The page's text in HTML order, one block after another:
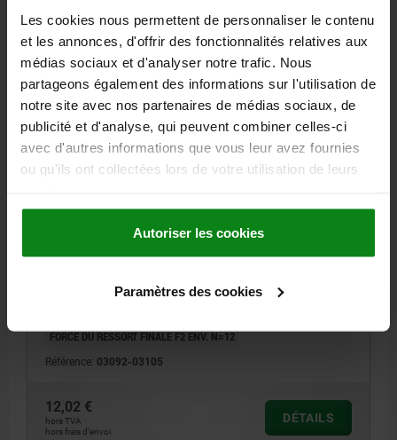
Les cookies nous permettent de personnaliser le contenu
et les annonces, d'offrir des fonctionnalités relatives aux
médias sociaux et d'analyser notre trafic. Nous
partageons également des informations sur l'utilisation de
notre site avec nos partenaires de médias sociaux, de
publicité et d'analyse, qui peuvent combiner celles-ci
avec d'autres informations que vous leur avez fournies
ou qu'ils ont collectées lors de votre utilisation de leurs
Autoriser les cookies
Paramètres des cookies
DOIGT D'INDEXAGE SANS ENCOCHE D'ARRÊT T. 1
D1=M10X1, D=5, FORME:R, ACIER INOX. TRAITÉE
DIAMÈTRE DE BOULON=5
MATÉRIAU DU CORPS DE BASE=ACIER INOXYDABLE
COURSE S=5 SW1=13
F X 30°=1,3
FORCE DU RESSORT FINALE F2 ENV. N=12
Référence: 03092-03105
12,02 €
hors TVA
hors frais d’envoi
DÉTAILS